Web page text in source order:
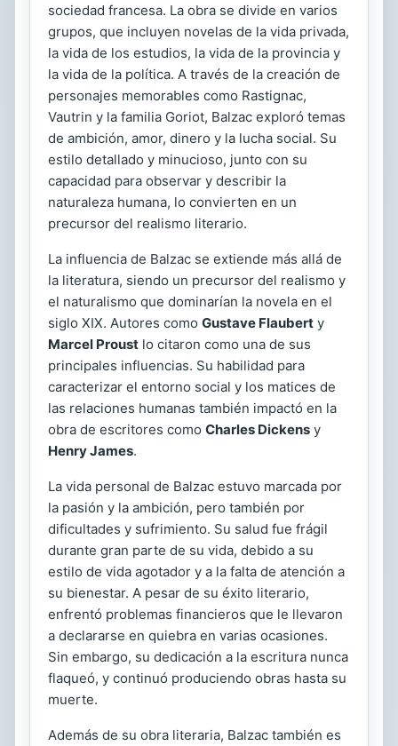
sociedad francesa. La obra se divide en varios
grupos, que incluyen novelas de la vida privada,
la vida de los estudios, la vida de la provincia y
la vida de la política. A través de la creación de
personajes memorables como Rastignac,
Vautrin y la familia Goriot, Balzac exploró temas
de ambición, amor, dinero y la lucha social. Su
estilo detallado y minucioso, junto con su
capacidad para observar y describir la
naturaleza humana, lo convierten en un
precursor del realismo literario.
La influencia de Balzac se extiende más allá de
la literatura, siendo un precursor del realismo y
el naturalismo que dominarían la novela en el
siglo XIX. Autores como Gustave Flaubert y
Marcel Proust lo citaron como una de sus
principales influencias. Su habilidad para
caracterizar el entorno social y los matices de
las relaciones humanas también impactó en la
obra de escritores como Charles Dickens y
Henry James.
La vida personal de Balzac estuvo marcada por
la pasión y la ambición, pero también por
dificultades y sufrimiento. Su salud fue frágil
durante gran parte de su vida, debido a su
estilo de vida agotador y a la falta de atención a
su bienestar. A pesar de su éxito literario,
enfrentó problemas financieros que le llevaron
a declararse en quiebra en varias ocasiones.
Sin embargo, su dedicación a la escritura nunca
flaqueó, y continuó produciendo obras hasta su
muerte.
Además de su obra literaria, Balzac también es